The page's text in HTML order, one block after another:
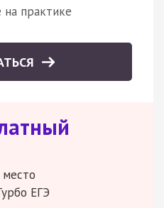
практике
место
ЕГЭ